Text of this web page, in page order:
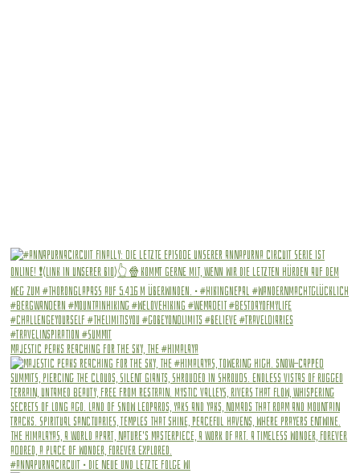
Majestic peaks reaching for the sky, The #Himalaya
#annapurnacircuit • Die Neue und letzte Folge wi